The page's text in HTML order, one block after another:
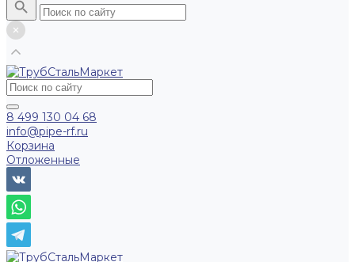
8 499 130 04 68
info@pipe-rf.ru
Корзина
Отложенные